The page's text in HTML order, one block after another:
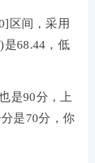
区间，采用
68.44，低
是90分，上
是70分，你